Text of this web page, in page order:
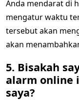
Anda mendarat di
mengatur waktu
tersebut akan
akan
5. Bisakah
alarm online
saya?